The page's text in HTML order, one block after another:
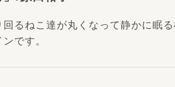
回るねこ達が丸くなって静かに眠
です。